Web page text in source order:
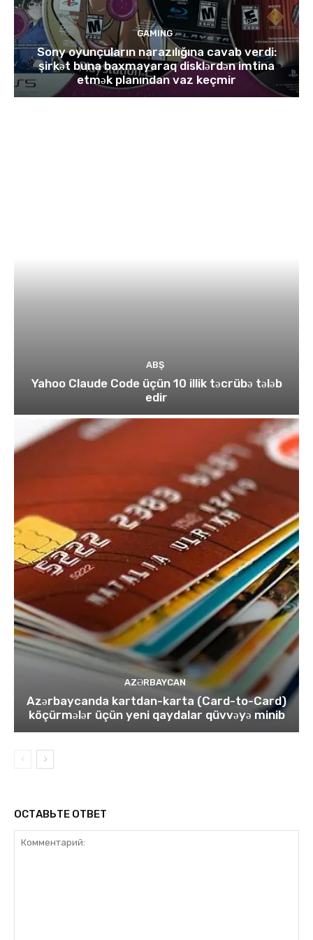
GAMING
Sony oyunçuların narazılığına cavab verdi:
şirkət buna baxmayaraq disklərdən imtina
etmək planından vaz keçmir
ABŞ
Yahoo Claude Code üçün 10 illik təcrübə tələb
edir
AZƏRBAYCAN
Azərbaycanda kartdan-karta (Card-to-Card)
köçürmələr üçün yeni qaydalar qüvvəyə minib
ОСТАВЬТЕ ОТВЕТ